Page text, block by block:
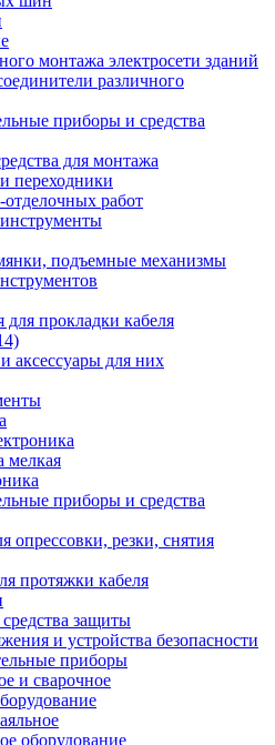
монтажа электросети зданий
различного
приборы и средства
для монтажа
переходники
работ
подъемные механизмы
прокладки кабеля
аксессуары для них
мелкая
приборы и средства
опрессовки, резки, снятия
протяжки кабеля
защиты
и устройства безопасности
приборы
и сварочное
оборудование